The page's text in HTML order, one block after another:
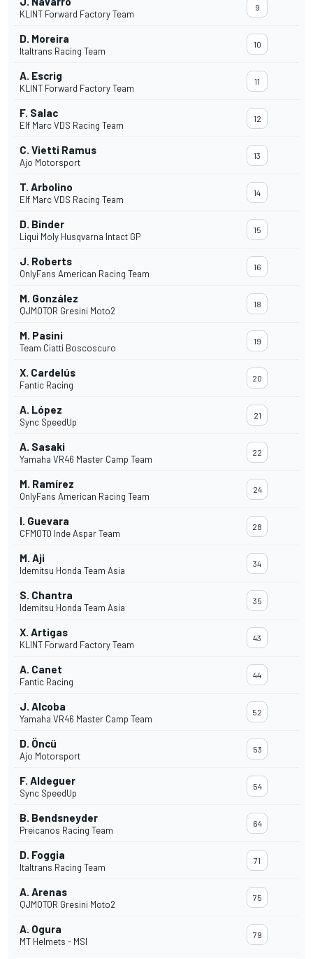
KLINT Forward Factory Team
9
D. Moreira
Italtrans Racing Team
10
A. Escrig
KLINT Forward Factory Team
11
F. Salac
Elf Marc VDS Racing Team
12
C. Vietti Ramus
Ajo Motorsport
13
T. Arbolino
Elf Marc VDS Racing Team
14
D. Binder
Liqui Moly Husqvarna Intact GP
15
J. Roberts
OnlyFans American Racing Team
16
M. González
QJMOTOR Gresini Moto2
18
M. Pasini
Team Ciatti Boscoscuro
19
X. Cardelús
Fantic Racing
20
A. López
Sync SpeedUp
21
A. Sasaki
Yamaha VR46 Master Camp Team
22
M. Ramírez
OnlyFans American Racing Team
24
I. Guevara
CFMOTO Inde Aspar Team
28
M. Aji
Idemitsu Honda Team Asia
34
S. Chantra
Idemitsu Honda Team Asia
35
X. Artigas
KLINT Forward Factory Team
43
A. Canet
Fantic Racing
44
J. Alcoba
Yamaha VR46 Master Camp Team
52
D. Öncü
Ajo Motorsport
53
F. Aldeguer
Sync SpeedUp
54
B. Bendsneyder
Preicanos Racing Team
64
D. Foggia
Italtrans Racing Team
71
A. Arenas
QJMOTOR Gresini Moto2
75
A. Ogura
MT Helmets - MSI
79